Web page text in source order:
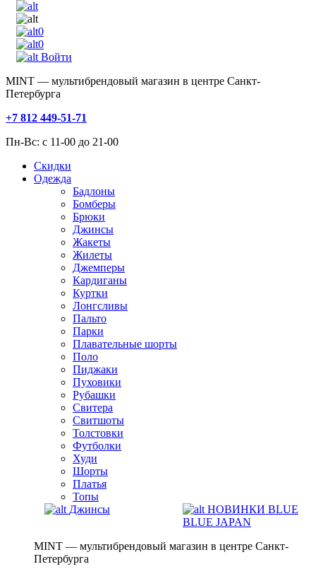
0
0
Войти
MINT — мультибрендовый магазин в центре Санкт-
Петербурга
+7 812 449-51-71
Пн-Вс: с 11-00 до 21-00
Скидки
Одежда
Бадлоны
Бомберы
Брюки
Джинсы
Жакеты
Жилеты
Джемперы
Кардиганы
Куртки
Лонгсливы
Пальто
Парки
Плавательные шорты
Поло
Пиджаки
Пуховики
Рубашки
Свитера
Свитшоты
Толстовки
Футболки
Худи
Шорты
Платья
Топы
Джинсы
НОВИНКИ BLUE
BLUE JAPAN
MINT — мультибрендовый магазин в центре Санкт-
Петербурга